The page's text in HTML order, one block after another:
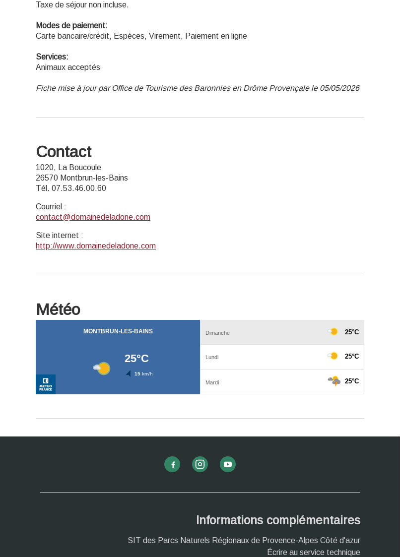
Taxe de séjour non incluse.
Modes de paiement:
Carte bancaire/crédit, Espèces, Virement, Paiement en ligne
Services:
Animaux acceptés
Fiche mise à jour par Office de Tourisme des Baronnies en Drôme Provençale le 05/05/2026
Contact
1020, La Boucoule
26570 Montbrun-les-Bains
Tél. 07.53.46.00.60
Courriel :
contact@domainedeladone.com
Site internet :
http://www.domainedeladone.com
Météo
Informations complémentaires
SIT des Parcs Naturels Régionaux de Provence-Alpes Côté d'azur
Écrire au service technique